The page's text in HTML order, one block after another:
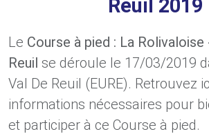
Reuil 2019
Le Course à pied : La Rolivaloise
Reuil se déroule le 17/03/2019
Val De Reuil (EURE). Retrouvez
informations nécessaires pour
et participer à ce Course à pied.